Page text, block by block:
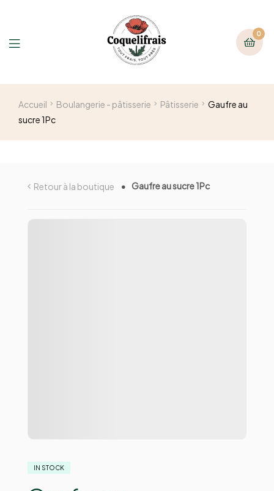
0
Accueil Boulangerie - pâtisserie Pâtisserie
Gaufre au
sucre 1Pc
Retour à la boutique Gaufre au sucre 1Pc
IN STOCK